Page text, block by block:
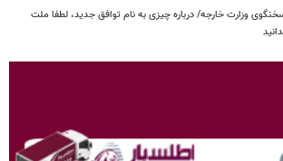
وزارت خارجه/ درباره چیزی به نام توافق جدید، لطفا ملت